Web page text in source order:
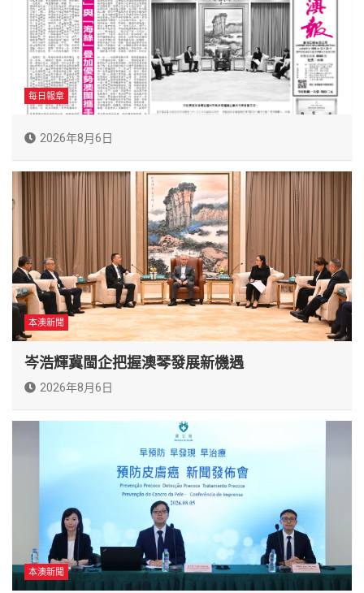
每日報章
2026年8月6日
本澳新聞
岑浩輝冀閩企把握澳琴發展新機遇
2026年8月6日
本澳新聞